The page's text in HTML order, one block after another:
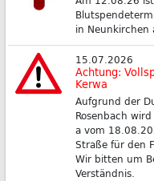
in Neunkirchen
15.07.2026
Achtung:
Kerwa
Aufgrund der
Rosenbach
a vom
Straße für den
Wir bitten um
Verständnis.